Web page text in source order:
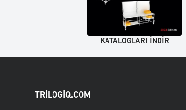
KATALOGLARI INDIR
TRILOGIQ.COM